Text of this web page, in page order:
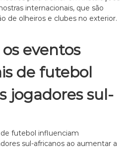
internacionais, que são
de olheiros e clubes no exterior.
eventos
de futebol
jogadores sul-
futebol influenciam
sul-africanos ao aumentar a